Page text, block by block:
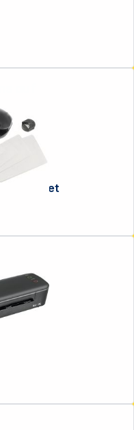
Olympia DIN A4 4in1 A230 Plus Laminierset